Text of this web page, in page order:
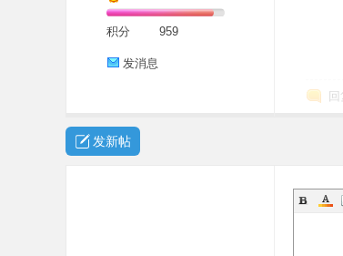
积分 959
发消息
回
发新帖